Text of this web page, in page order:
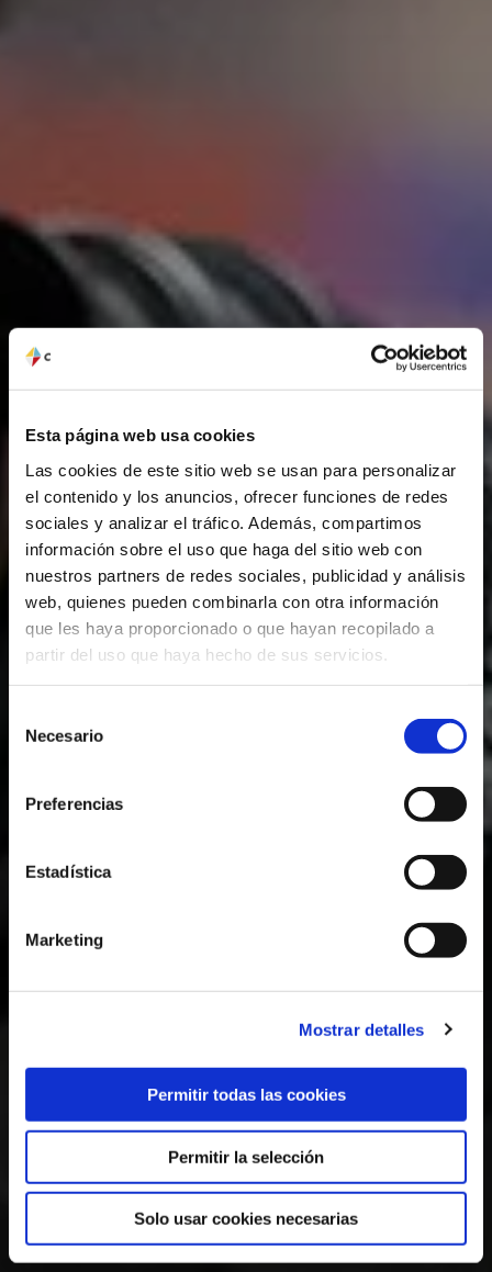
Esta página web usa cookies
Las cookies de este sitio web se usan para personalizar
el contenido y los anuncios, ofrecer funciones de redes
sociales y analizar el tráfico. Además, compartimos
información sobre el uso que haga del sitio web con
nuestros partners de redes sociales, publicidad y análisis
web, quienes pueden combinarla con otra información
que les haya proporcionado o que hayan recopilado a
partir del uso que haya hecho de sus servicios.
Necesario
Preferencias
Estadística
Marketing
Mostrar detalles
Permitir todas las cookies
Permitir la selección
Solo usar cookies necesarias
Colortec